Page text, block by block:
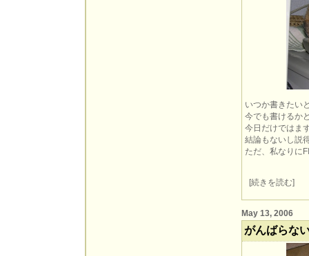
いつか書きたい
今でも書けるか
今日だけではま
結論もないし説
ただ、私なりに
[続きを読む]
May 13, 2006
がんばらな